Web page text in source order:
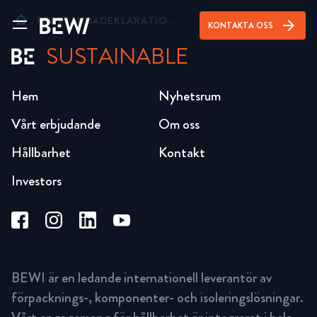
KONTAKTA OSS arrow_forward
home PRESTANDADEKLARATION JACKOPOR® EPS 100
SUSTAINABLE
Hem
Vårt erbjudande
Hållbarhet
Investors
Nyhetsrum
Om oss
Kontakt
BEWI är en ledande internationell leverantör av
förpacknings-, komponenter- och isoleringslösningar.